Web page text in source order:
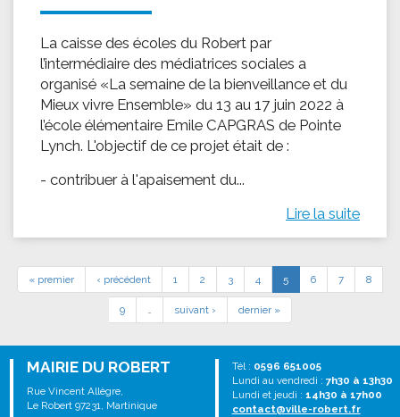
La caisse des écoles du Robert par
l’intermédiaire des médiatrices sociales a
organisé «La semaine de la bienveillance et du
Mieux vivre Ensemble» du 13 au 17 juin 2022 à
l’école élémentaire Emile CAPGRAS de Pointe
Lynch. L'objectif de ce projet était de :
- contribuer à l'apaisement du...
Lire la suite
« premier ‹ précédent 1 2 3 4 5 6 7 8
9 … suivant › dernier »
MAIRIE DU ROBERT
Rue Vincent Allègre,
Le Robert 97231, Martinique
Tél : 0596 651005
Lundi au vendredi : 7h30 à 13h30
Lundi et jeudi : 14h30 à 17h00
contact@ville-robert.fr